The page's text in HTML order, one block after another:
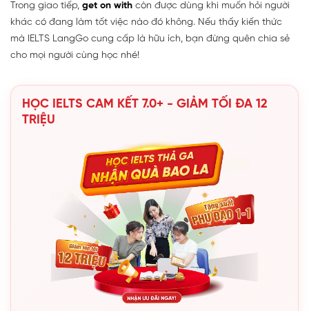
Trong giao tiếp, get on with còn được dùng khi muốn hỏi người
khác có đang làm tốt việc nào đó không. Nếu thấy kiến thức
mà IELTS LangGo cung cấp là hữu ích, bạn đừng quên chia sẻ
cho mọi người cùng học nhé!
HỌC IELTS CAM KẾT 7.0+ - GIẢM TỐI ĐA 12
TRIỆU